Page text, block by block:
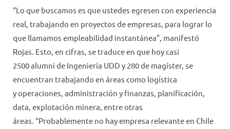
“Lo que buscamos es que ustedes egresen con experiencia
real, trabajando en proyectos de empresas, para lograr lo
que llamamos empleabilidad instantánea”, manifestó
Rojas. Esto, en cifras, se traduce en que hoy casi
2500 alumni de Ingeniería UDD y 280 de magíster, se
encuentran trabajando en áreas como logística
y operaciones, administración y finanzas, planificación,
data, explotación minera, entre otras
áreas. “Probablemente no hay empresa relevante en Chile